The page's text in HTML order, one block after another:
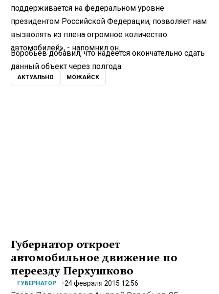
поддерживается на федеральном уровне
президентом Российской Федерации, позволяет нам
вызволять из плена огромное количество
автомобилей», - напомнил он.
Воробьев добавил, что надеется окончательно сдать
данный объект через полгода.
АКТУАЛЬНО МОЖАЙСК
Губернатор откроет
автомобильное движение по
переезду Перхушково
ГУБЕРНАТОР 24 февраля 2015 12:56